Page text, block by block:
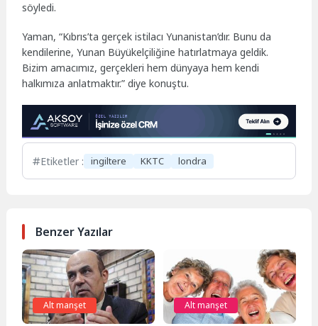
söyledi.
Yaman, “Kıbrıs’ta gerçek istilacı Yunanistan’dır. Bunu da
kendilerine, Yunan Büyükelçiliğine hatırlatmaya geldik.
Bizim amacımız, gerçekleri hem dünyaya hem kendi
halkımıza anlatmaktır.” diye konuştu.
Etiketler : ingiltere KKTC londra
Benzer Yazılar
Alt manşet Alt manşet